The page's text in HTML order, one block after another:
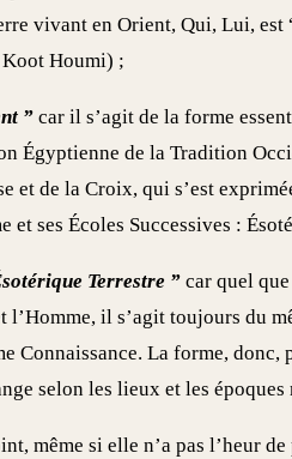
vivant en Orient, Qui, Lui,
Koot Houmi) ;
” car il s’agit de la forme
Égyptienne de la Tradition
et de la Croix, qui s’est
et ses Écoles Successives :
Terrestre ” car quel
l’Homme, il s’agit toujours du
Connaissance. La forme,
selon les lieux et les
même si elle n’a pas l’heur